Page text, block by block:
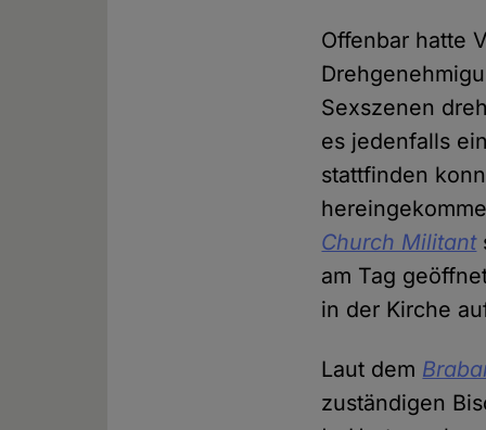
Offenbar hatte
Sexszenen
es jedenfalls
stattfinden
Church Militant
am Tag
in der Kirche
Laut dem
zuständigen